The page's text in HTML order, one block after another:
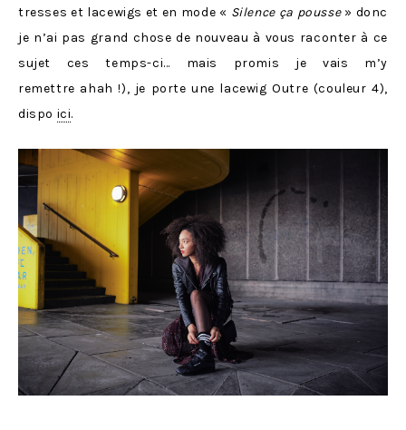
tresses et lacewigs et en mode « Silence ça pousse» donc
je n’ai pas grand chose de nouveau à vous raconter à ce
sujet ces temps-ci… mais promis je vais m’y
remettre ahah !), je porte une lacewig Outre (couleur 4),
dispo ici.